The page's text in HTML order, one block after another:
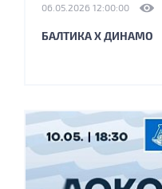
06.05.2026 12:00:00
БАЛТИКА Х ДИНАМО